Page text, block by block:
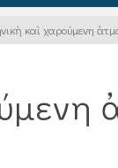
καὶ χαρούμενη